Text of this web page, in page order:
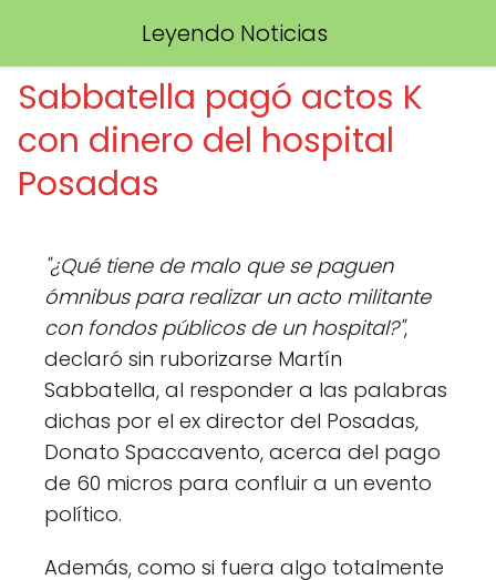
Leyendo Noticias
Sabbatella pagó actos K
con dinero del hospital
Posadas
"¿Qué tiene de malo que se paguen
ómnibus para realizar un acto militante
con fondos públicos de un hospital?",
declaró sin ruborizarse Martín
Sabbatella, al responder a las palabras
dichas por el ex director del Posadas,
Donato Spaccavento, acerca del pago
de 60 micros para confluir a un evento
político.
Además, como si fuera algo totalmente